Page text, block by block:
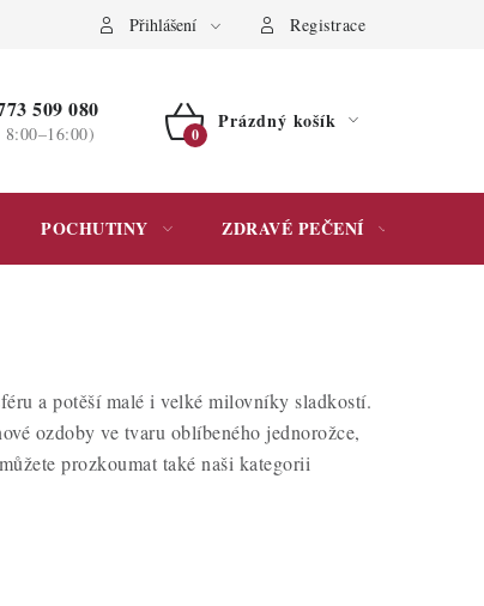
osobních údajů Přihlášení Registrace
509 080
8:00–16:00)
NÁKUPNÍ
Prázdný košík
POCHUTINY ZDRAVÉ PEČENÍ
a potěší malé i velké milovníky sladkostí.
ozdoby ve tvaru oblíbeného jednorožce,
prozkoumat také naši kategorii